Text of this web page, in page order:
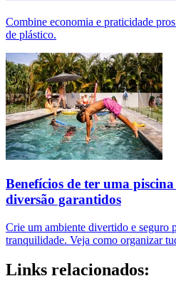
Combine economia e praticidade
de plástico.
Benefícios de ter uma
diversão garantidos
Crie um ambiente divertido e seguro
tranquilidade. Veja como organizar
Links relacionados: